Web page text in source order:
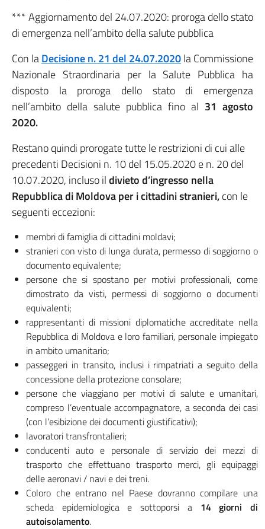
*** Aggiornamento del 24.07.2020: proroga dello stato
di emergenza nell’ambito della salute pubblica
Con laDecisione n. 21 del 24.07.2020la Commissione
Nazionale Straordinaria per la Salute Pubblica ha
disposto la proroga dello stato di emergenza
nell’ambito della salute pubblica fino al 31 agosto
2020.
Restano quindi prorogate tutte le restrizioni di cui alle
precedenti Decisioni n. 10 del 15.05.2020 e n. 20 del
10.07.2020, incluso ildivieto d’ingresso nella
Repubblica di Moldova per i cittadini stranieri,con le
seguenti eccezioni:
membri di famiglia di cittadini moldavi;
stranieri con visto di lunga durata, permesso di soggiorno o
documento equivalente;
persone che si spostano per motivi professionali, come
dimostrato da visti, permessi di soggiorno o documenti
equivalenti;
rappresentanti di missioni diplomatiche accreditate nella
Repubblica di Moldova e loro familiari, personale impiegato
in ambito umanitario;
passeggeri in transito, inclusi i rimpatriati a seguito della
concessione della protezione consolare;
persone che viaggiano per motivi di salute e umanitari,
compreso l’eventuale accompagnatore, a seconda dei casi
(con l’esibizione dei documenti giustificativi);
lavoratori transfrontalieri;
conducenti auto e personale di servizio dei mezzi di
trasporto che effettuano trasporto merci, gli equipaggi
delle aeronavi / navi e dei treni.
Coloro che entrano nel Paese dovranno compilare una
scheda epidemiologica e sottoporsi a 14 giorni di
autoisolamento.